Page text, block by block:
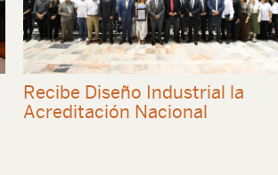
Recibe Diseño Industrial la
Acreditación Nacional